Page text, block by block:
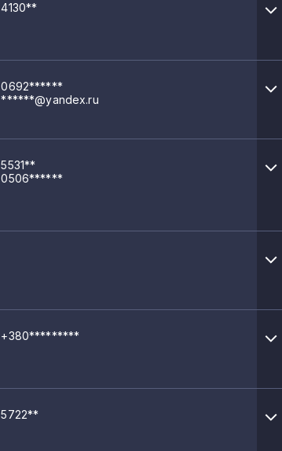
4130**
0692******
******@yandex.ru
5531**
0506******
+380*********
5722**